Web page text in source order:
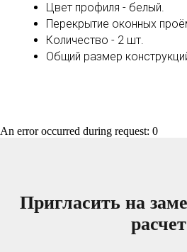
Цвет профиля - белый.
Перекрытие оконных
Количество - 2 шт.
Общий размер
An error occurred during request: 0
Пригласить на
расчет